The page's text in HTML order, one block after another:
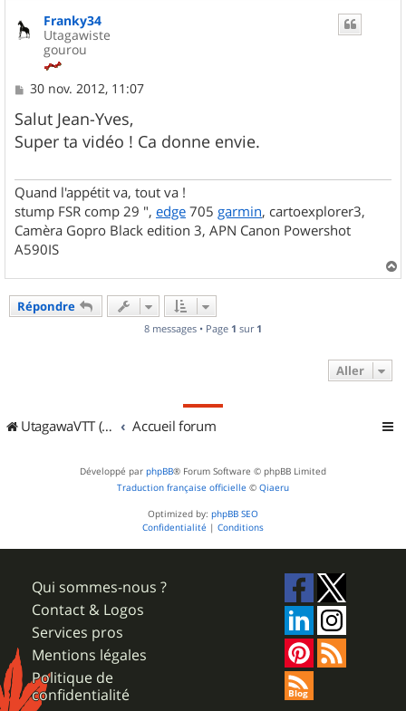
Franky34
Utagawiste
gourou
M
s
s
a
30 nov. 2012, 11:07
Salut Jean-Yves,
Super ta vidéo ! Ca donne envie.
Quand l'appétit va, tout va !
stump FSR comp 29 ", edge 705 garmin, cartoexplorer3,
Camèra Gopro Black edition 3, APN Canon Powershot
A590IS
a
Répondre
8 messages • Page 1 sur 1
Aller
UtagawaVTT (Randos VTT et VTTAE avec traces GPS) Accueil forum
Développé par phpBB® Forum Software © phpBB Limited
Traduction française officielle © Qiaeru
Optimized by: phpBB SEO
Confidentialité | Conditions
Qui sommes-nous ?
Contact & Logos
Services pros
Mentions légales
Politique de
confidentialité